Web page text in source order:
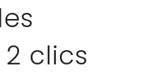
clics